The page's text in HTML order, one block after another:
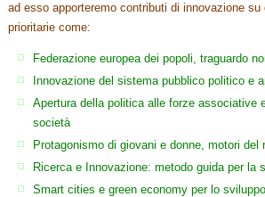
ad esso apporteremo contributi di innovazione
prioritarie come:
Federazione europea dei popoli, traguardo
Innovazione del sistema pubblico politico e
Apertura della politica alle forze associative
società
Protagonismo di giovani e donne, motori del
Ricerca e Innovazione: metodo guida per la
Smart cities e green economy per lo